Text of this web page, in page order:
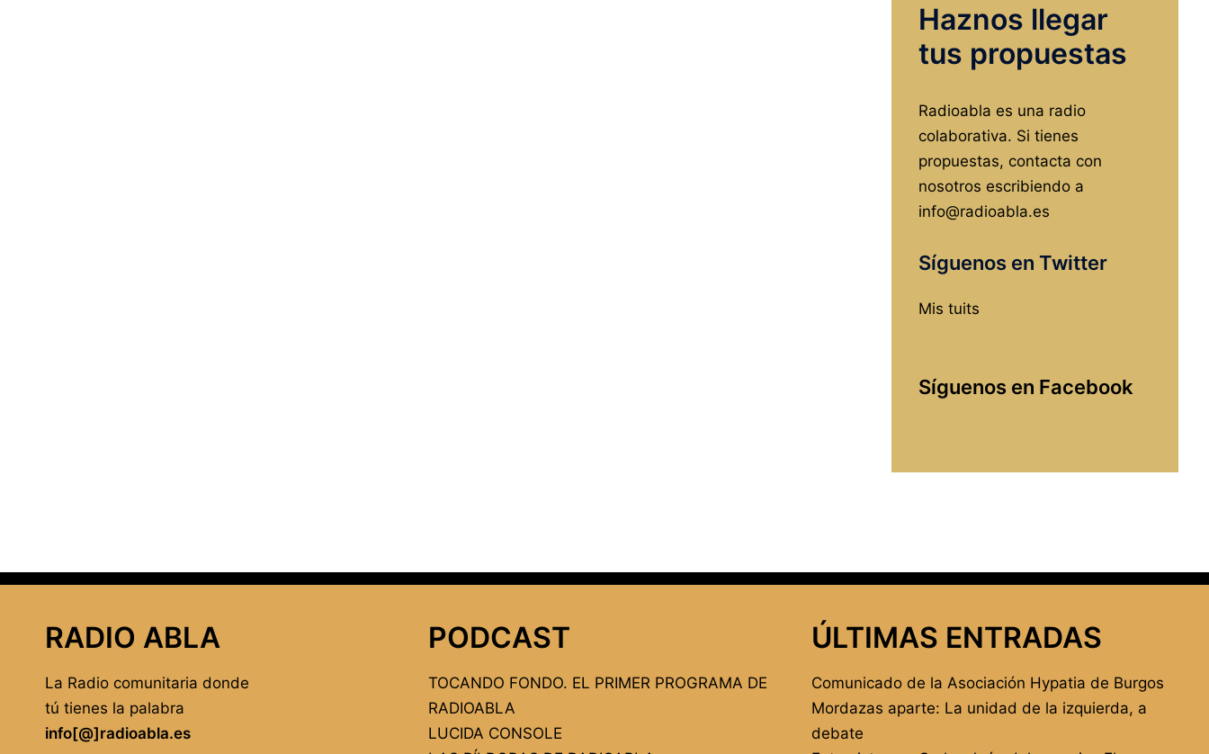
¿cómo
Haznos llegar
tus propuestas
Radioabla es una radio
colaborativa. Si tienes
propuestas, contacta con
nosotros escribiendo a
info@radioabla.es
Síguenos en Twitter
Mis tuits
Síguenos en Facebook
RADIO ABLA
La Radio comunitaria donde
tú tienes la palabra
info[@]radioabla.es
PODCAST
TOCANDO FONDO. EL PRIMER PROGRAMA DE
RADIOABLA
LUCIDA CONSOLE
ÚLTIMAS ENTRADAS
Comunicado de la Asociación Hypatia de Burgos
Mordazas aparte: La unidad de la izquierda, a
debate